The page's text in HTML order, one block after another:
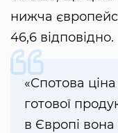
нижча
46,6 відповідно.
«Спотова
готової
в Європі